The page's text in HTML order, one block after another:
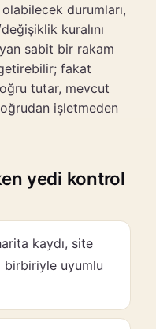
durumları,
kuralını
sabit bir rakam
fakat
tutar, mevcut
işletmeden
yedi kontrol
kaydı, site
birbiriyle uyumlu